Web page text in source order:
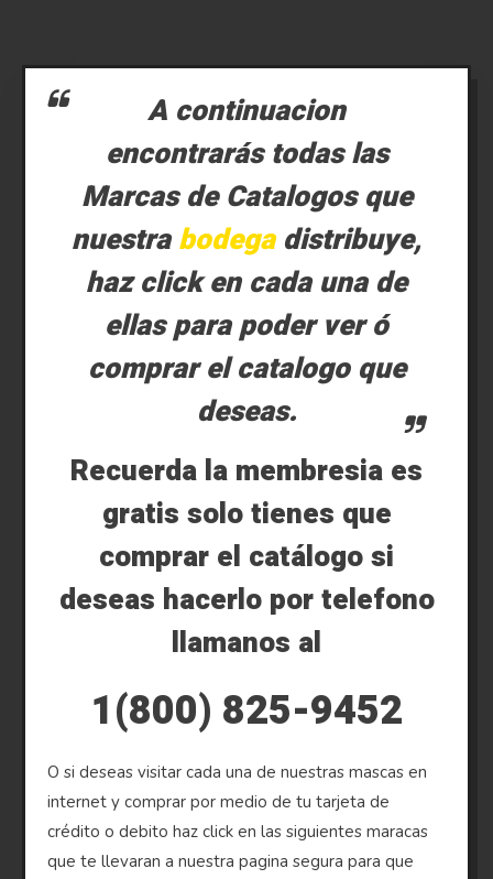
A continuacion
encontrarás todas las
Marcas de Catalogos que
nuestrabodegadistribuye,
haz click en cada una de
ellas para poder ver ó
comprar el catalogo que
deseas.
Recuerda la membresia es
gratis solo tienes que
comprar el catálogo si
deseas hacerlo por telefono
llamanos al
1(800) 825-9452
O si deseas visitar cada una de nuestras mascas en
internet y comprar por medio de tu tarjeta de
crédito o debito haz click en las siguientes maracas
que te llevaran a nuestra pagina segura para que